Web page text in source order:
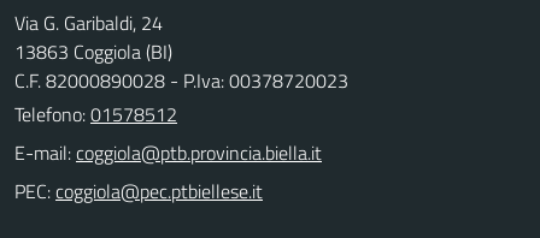
Via G. Garibaldi, 24
13863 Coggiola (BI)
C.F. 82000890028 - P.Iva: 00378720023
Telefono:01578512
E-mail:
PEC: